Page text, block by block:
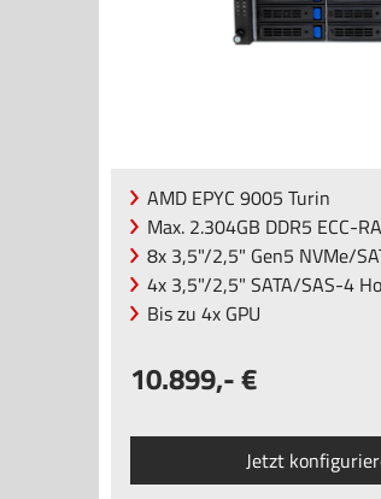
AMD EPYC 9005 Turin
Max. 2.304GB DDR5 ECC-
8x 3,5"/2,5" Gen5 NVMe/
4x 3,5"/2,5" SATA/SAS-4
Bis zu 4x GPU
10.899,-
Jetzt